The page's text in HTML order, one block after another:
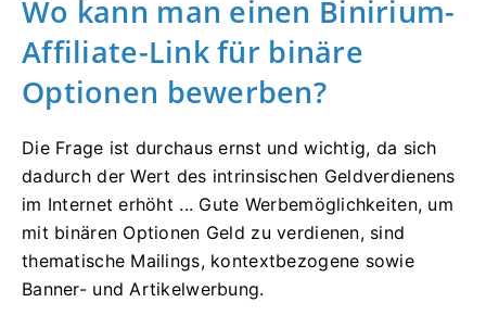
Wo kann man einen Binirium-
Affiliate-Link für binäre
Optionen bewerben?
Die Frage ist durchaus ernst und wichtig, da sich
dadurch der Wert des intrinsischen Geldverdienens
im Internet erhöht ... Gute Werbemöglichkeiten, um
mit binären Optionen Geld zu verdienen, sind
thematische Mailings, kontextbezogene sowie
Banner- und Artikelwerbung.